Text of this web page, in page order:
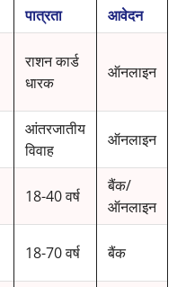
पात्रता
आवेदन
राशन कार्ड
धारक
ऑनलाइन
आंतरजातीय
विवाह
ऑनलाइन
18-40 वर्ष
बैंक/
ऑनलाइन
18-70 वर्ष बैंक